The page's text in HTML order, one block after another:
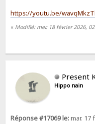
https://youtu.be/
« Modifié: mer. 18 février 2026,
Present
Hippo nain
Réponse #17069 le:mar. 17